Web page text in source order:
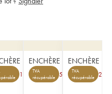
1
ENCHÈRE
TVA
récupérable
5
ENCHÈRE
TVA
récupérable
2